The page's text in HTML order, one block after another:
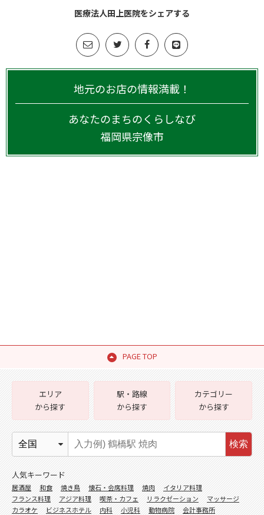
医療法人田上医院をシェアする
地元のお店の情報満載！
あなたのまちのくらしなび
福岡県宗像市
PAGE TOP
エリア
から探す
駅・路線
から探す
カテゴリー
から探す
検索
人気キーワード
居酒屋 和食 焼き鳥 懐石・会席料理 焼肉
イタリア料理
フランス料理
アジア料理 喫茶・カフェ リラクゼーション
マッサージ
カラオケ
ビジネスホテル 内科 小児科 動物病院
会計事務所